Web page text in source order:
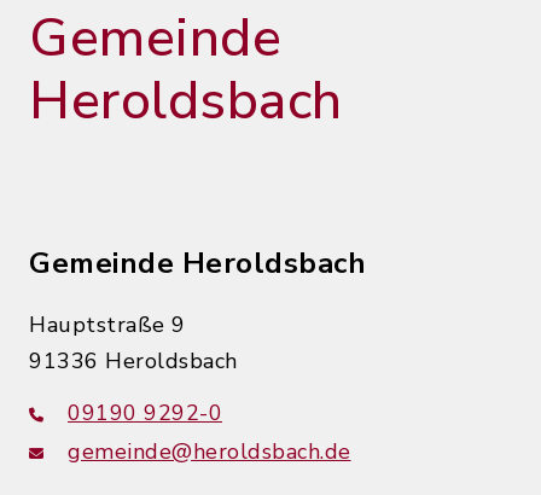
Gemeinde
Heroldsbach
Gemeinde Heroldsbach
Hauptstraße 9
91336 Heroldsbach
09190 9292-0
gemeinde@heroldsbach.de